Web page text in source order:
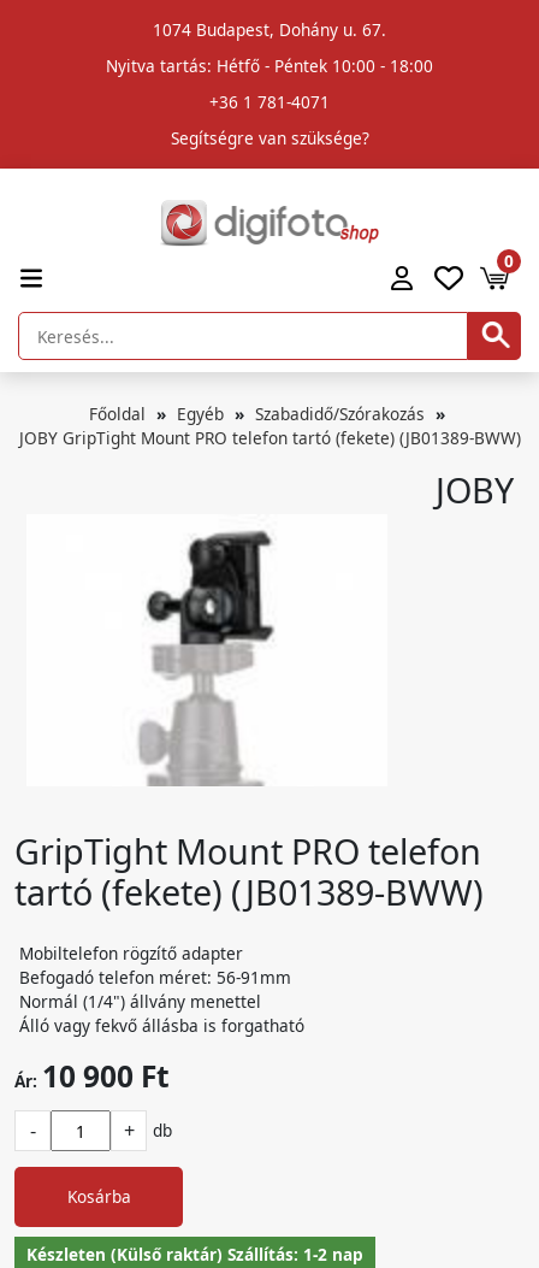
1074 Budapest, Dohány u. 67.
Nyitva tartás: Hétfő - Péntek 10:00 - 18:00
+36 1 781-4071
Segítségre van szüksége?
0
Főoldal Egyéb
Szabadidő/Szórakozás
JOBY GripTight Mount PRO telefon tartó (fekete) (JB01389-BWW)
JOBY
GripTight Mount PRO telefon
tartó (fekete) (JB01389-BWW)
Mobiltelefon rögzítő adapter
Befogadó telefon méret: 56-91mm
Normál (1/4") állvány menettel
Álló vagy fekvő állásba is forgatható
Ár: 10 900 Ft
- + db
Kosárba
Készleten (Külső raktár) Szállítás: 1-2 nap